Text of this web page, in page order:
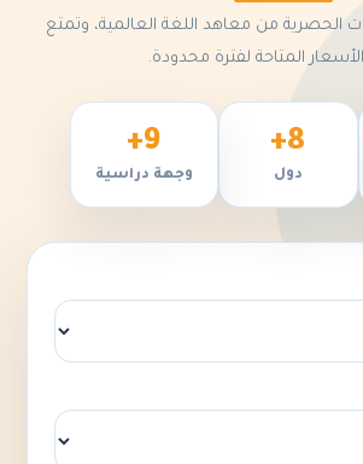
من معاهد اللغة العالمية، وتمتع
المتاحة لفترة محدودة.
8+
دول
9+
وجهة دراسية